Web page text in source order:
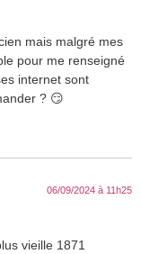
mais malgré mes
pour me renseigné
internet sont
? 😏
06/09/2024 à 11h25
vieille 1871